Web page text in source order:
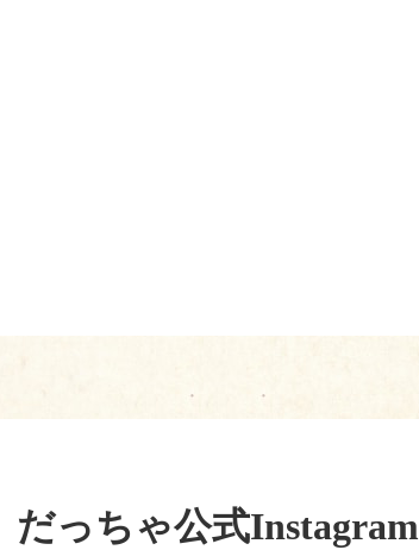
だっちゃ公式Instagram